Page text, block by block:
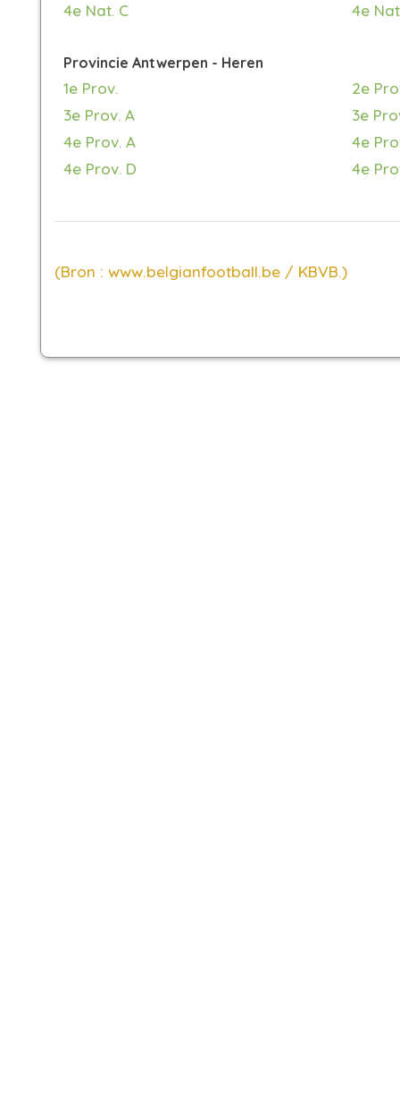
4e Nat. C
4e
Provincie Antwerpen - Heren
1e Prov.
2e
3e Prov. A
3e
4e Prov. A
4e
4e Prov. D
4e
(Bron : www.belgianfootball.be / KBVB.)